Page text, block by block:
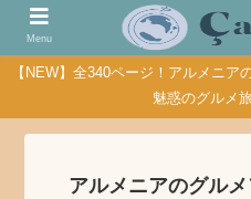
【NEW】全340ページ！アルメニ
魅惑のグルメ
アルメニアのグル
Menu